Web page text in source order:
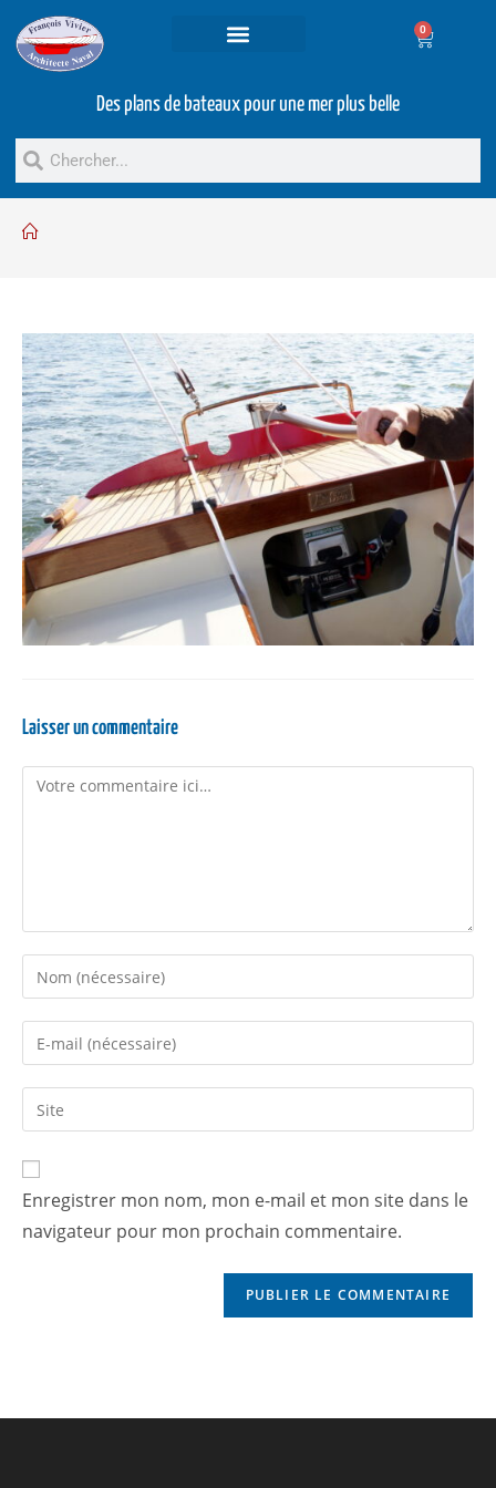
0
Des plans de bateaux pour une mer plus belle
Laisser un commentaire
Enregistrer mon nom, mon e-mail et mon site dans le
navigateur pour mon prochain commentaire.